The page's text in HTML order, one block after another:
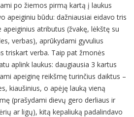
po žiemos pirmą kartą į laukus
apeiginiu būdu: dažniausiai eidavo tris
atributus (žvakę, lėkštę su
verbas), aprūkydami gyvulius
triskart verba. Taip pat žmonės
aplink laukus: daugiausia 3 kartus
apeiginę reikšmę turinčius daiktus –
kiaušinius, o apėję lauką vieną
(prašydami dievų gero derliaus ir
ar ligų), kitą kepaliuką padalindavo